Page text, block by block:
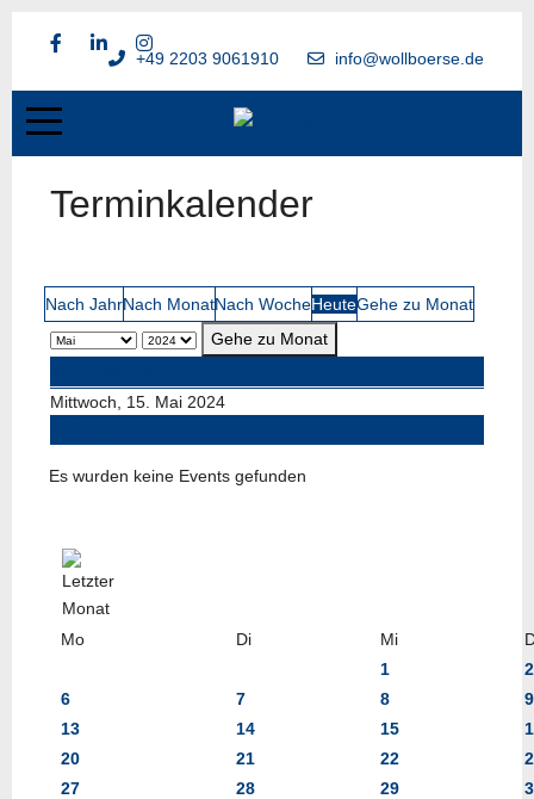
+49 2203 9061910 info@wollboerse.de
Terminkalender
Nach JahrNach MonatNach WocheHeuteGehe zu Monat
Gehe zu Monat
Mittwoch, 15. Mai 2024
Es wurden keine Events gefunden
Mo Di Mi
1
2
6
7 8
9
13
14 15
20
21 22
27
28 29